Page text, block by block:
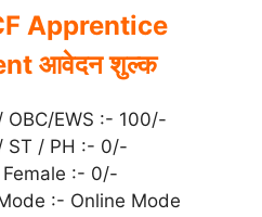
Apprentice
आवेदन शुल्क
OBC/EWS :- 100/-
ST / PH :- 0/-
Female :- 0/-
:- Online Mode